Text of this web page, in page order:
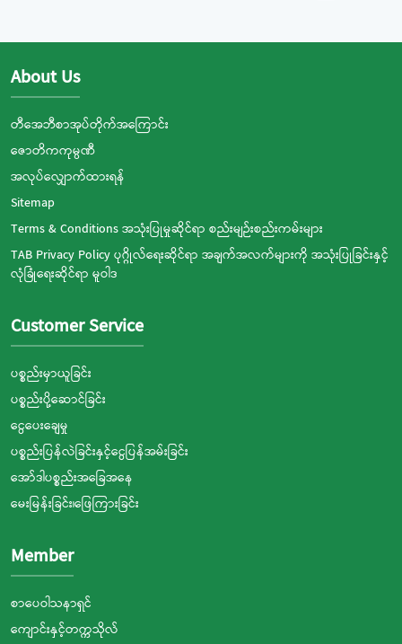
About Us
တီအေဘီစာအုပ်တိုက်အကြောင်း
ဇောတိကကုမ္ပဏီ
အလုပ်လျှောက်ထားရန်
Sitemap
Terms & Conditions အသုံးပြုမှုဆိုင်ရာ စည်းမျဉ်းစည်းကမ်းများ
TAB Privacy Policy ပုဂ္ဂိုလ်ရေးဆိုင်ရာ အချက်အလက်များကို အသုံးပြုခြင်းနှင့်
လုံခြုံရေးဆိုင်ရာ မူဝါဒ
Customer Service
ပစ္စည်းမှာယူခြင်း
ပစ္စည်းပို့ဆောင်ခြင်း
ငွေပေးချေမှု
ပစ္စည်းပြန်လဲခြင်းနှင့်ငွေပြန်အမ်းခြင်း
အော်ဒါပစ္စည်းအခြေအနေ
မေးမြန်းခြင်း၊ဖြေကြားခြင်း
Member
စာပေဝါသနာရှင်
ကျောင်းနှင့်တက္ကသိုလ်